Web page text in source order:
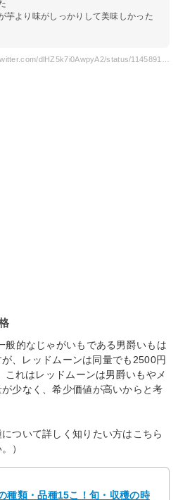
芋より味がしっかりして美味しかった
般的なじゃがいもである男爵いもは
、レッドムーンは同量でも2500円
れはレッドムーンは男爵いもやメ
少なく、希少価値が高いからと考
ついて詳しく知りたい方はこちら
）
種類・品種15こ！旬・収穫の時